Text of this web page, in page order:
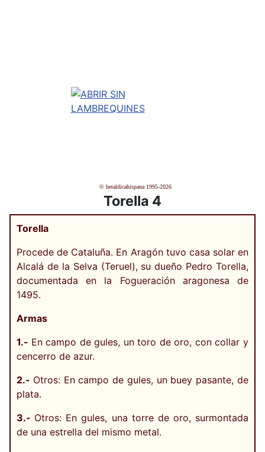
© heraldicahispana 1995-2026
Torella 4
Torella
Procede de Cataluña. En Aragón tuvo casa solar en
Alcalá de la Selva (Teruel), su dueño Pedro Torella,
documentada en la Fogueración aragonesa de
1495.
Armas
1.- En campo de gules, un toro de oro, con collar y
cencerro de azur.
2.- Otros: En campo de gules, un buey pasante, de
plata.
3.- Otros: En gules, una torre de oro, surmontada
de una estrella del mismo metal.